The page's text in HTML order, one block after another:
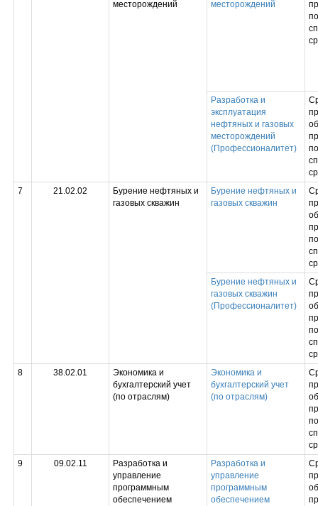
месторождений месторождений
Разработка и
эксплуатация
нефтяных и газовых
месторождений
(Профессионалитет)
7
21.02.02
Бурение нефтяных и
газовых скважин
Бурение нефтяных и
газовых скважин
Бурение нефтяных и
газовых скважин
(Профессионалитет)
8
38.02.01
Экономика и
бухгалтерский учет
(по отраслям)
Экономика и
бухгалтерский учет
(по отраслям)
9
09.02.11
Разработка и
управление
программным
обеспечением
Разработка и
управление
программным
обеспечением